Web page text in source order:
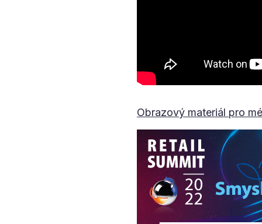
Obrazový materiál pro